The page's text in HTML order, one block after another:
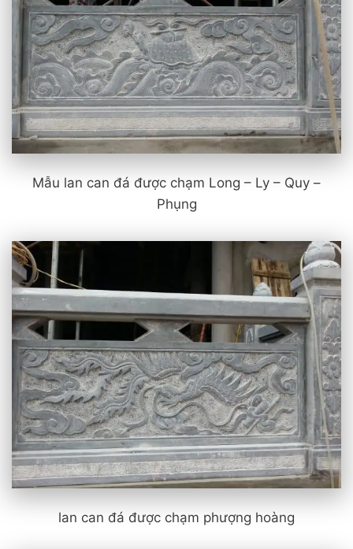
Mẫu lan can đá được chạm Long – Ly – Quy –
Phụng
lan can đá được chạm phượng hoàng